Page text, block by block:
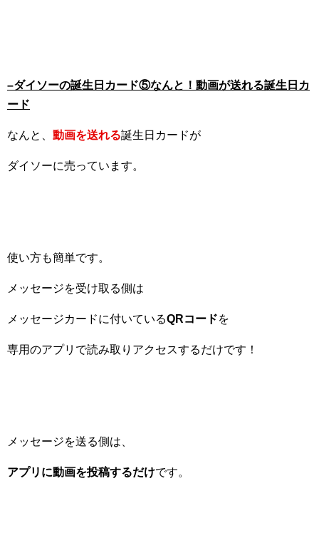
–ダイソーの誕生日カード⑤なんと！動画が送れる誕生日カ
ード
なんと、 動画を送れる誕生日カードが
ダイソーに売っています。
使い方も簡単です。
メッセージを受け取る側は
メッセージカードに付いているQRコードを
専用のアプリで読み取りアクセスするだけです！
メッセージを送る側は、
アプリに動画を投稿するだけです。